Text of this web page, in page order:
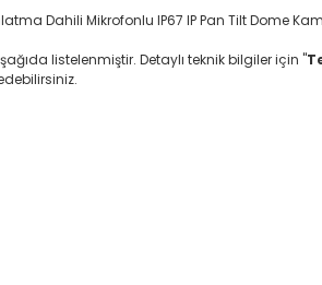
Dahili Mikrofonlu IP67 IP Pan Tilt Dome
listelenmiştir. Detaylı teknik bilgiler için "